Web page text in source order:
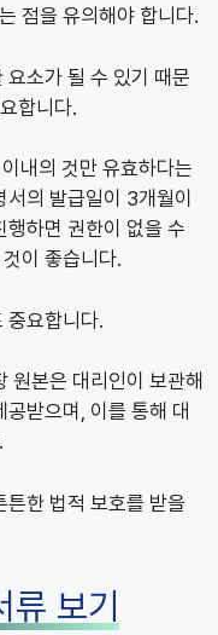
점을 유의해야 합니다.
소가 될 수 있기 때문
합니다.
내의 것만 유효하다는
의 발급일이 3개월이
하면 권한이 없을 수
이 좋습니다.
중요합니다.
원본은 대리인이 보관해
받으며, 이를 통해 대
튼한 법적 보호를 받을
보기